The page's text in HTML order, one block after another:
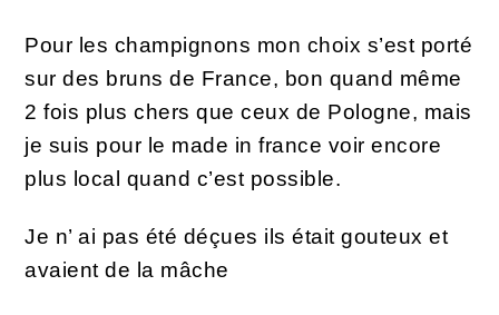
Pour les champignons mon choix s’est porté
sur des bruns de France, bon quand même
2 fois plus chers que ceux de Pologne, mais
je suis pour le made in france voir encore
plus local quand c’est possible.
Je n’ ai pas été déçues ils était gouteux et
avaient de la mâche